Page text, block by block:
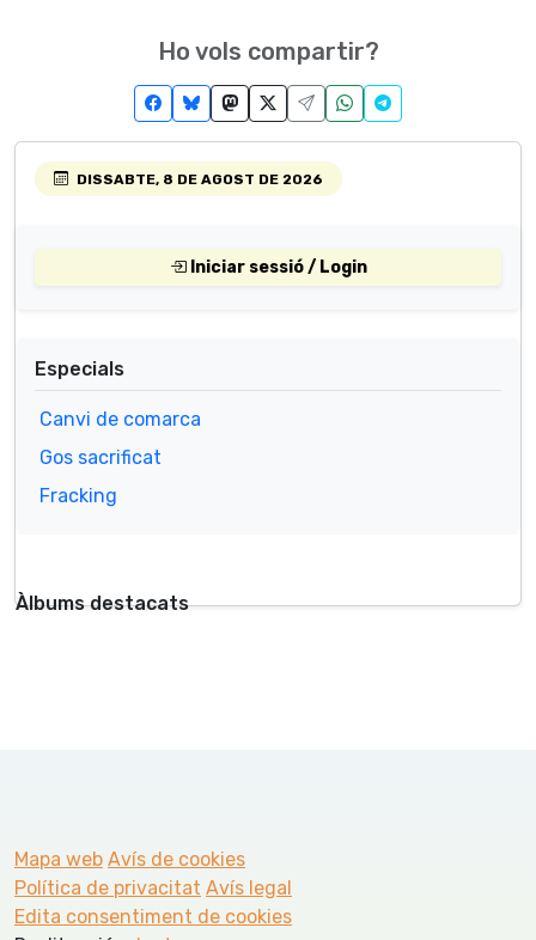
Ho vols compartir?
DISSABTE, 8 DE AGOST DE 2026
Iniciar sessió / Login
Especials
Canvi de comarca
Gos sacrificat
Fracking
Àlbums destacats
Mapa web Avís de cookies
Política de privacitat Avís legal
Edita consentiment de cookies